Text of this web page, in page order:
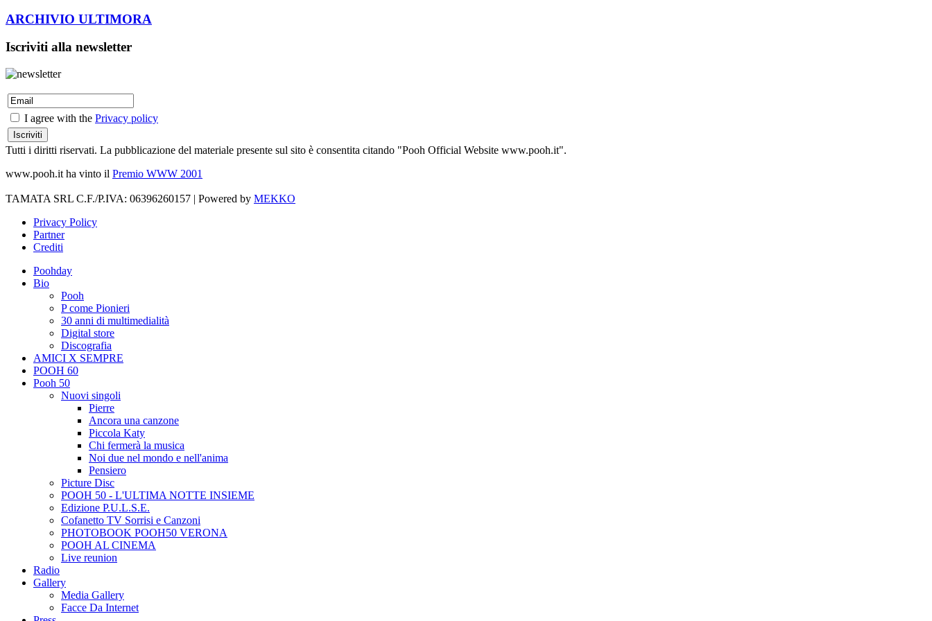
ARCHIVIO ULTIMORA
Iscriviti alla newsletter
I agree with the Privacy policy
Tutti i diritti riservati. La pubblicazione del materiale presente sul sito è consentita citando "Pooh Official Website www.pooh.it".
www.pooh.it ha vinto il Premio WWW 2001
TAMATA SRL C.F./P.IVA: 06396260157 | Powered by MEKKO
Privacy Policy
Partner
Crediti
Poohday
Bio
Pooh
P come Pionieri
30 anni di multimedialità
Digital store
Discografia
AMICI X SEMPRE
POOH 60
Pooh 50
Nuovi singoli
Pierre
Ancora una canzone
Piccola Katy
Chi fermerà la musica
Noi due nel mondo e nell'anima
Pensiero
Picture Disc
POOH 50 - L'ULTIMA NOTTE INSIEME
Edizione P.U.L.S.E.
Cofanetto TV Sorrisi e Canzoni
PHOTOBOOK POOH50 VERONA
POOH AL CINEMA
Live reunion
Radio
Gallery
Media Gallery
Facce Da Internet